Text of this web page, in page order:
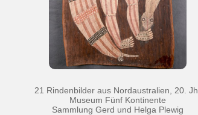
21 Rindenbilder aus Nordaustralien, 20. Jh.
Museum Fünf Kontinente
Sammlung Gerd und Helga Plewig